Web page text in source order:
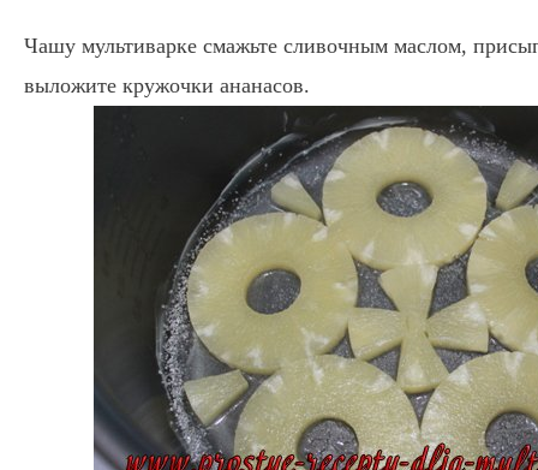
Чашу мультиварке смажьте сливочным маслом,
выложите кружочки ананасов.